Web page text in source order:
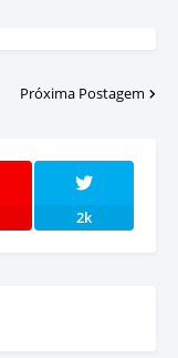
Próxima Postagem
2k